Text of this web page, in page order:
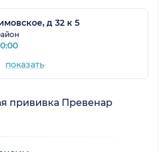
д 32 к 5
показать
прививка Превенар